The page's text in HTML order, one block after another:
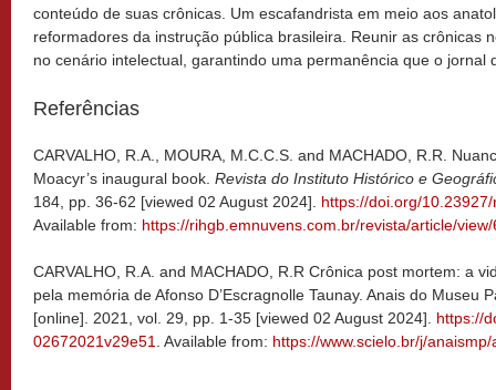
conteúdo de suas crônicas. Um escafandrista em meio aos
reformadores da instrução pública brasileira. Reunir as crônicas
no cenário intelectual, garantindo uma permanência que o jornal
Referências
CARVALHO, R .A., MOURA, M.C.C.S. and MACHADO, R.R.
Moacyr’s inaugural book. Revista do Instituto Histórico e
184, pp. 36-62 [viewed 02 August 2024]. https://doi.org/
Available from: https://rihgb.emnuvens.com.br/revista/article/view/
CARVALHO, R .A. and MACHADO, R.R Crônica post mortem: a
pela memória de Afonso D’Escragnolle Taunay. Anais do Museu
[online]. 2021
, vol. 29, pp. 1-35 [viewed 02 August 2024]. https://
02672021v29e51
. Available from: https://www.scielo.br/j/